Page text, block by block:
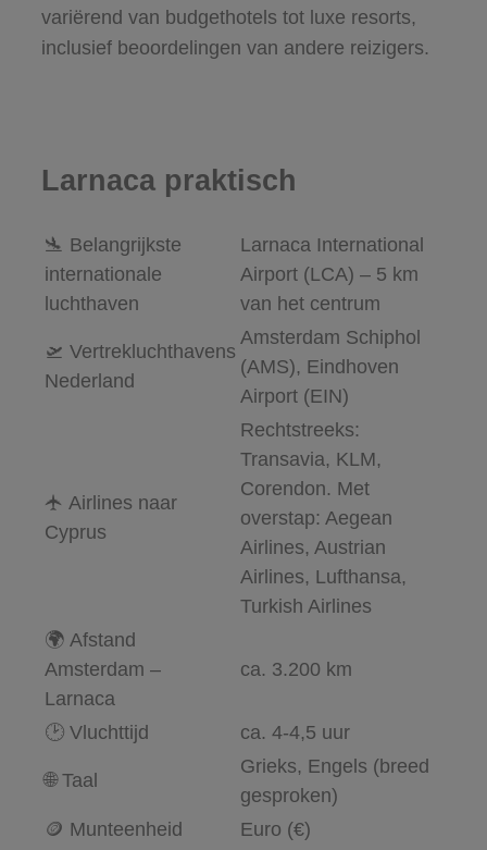
variërend van budgethotels tot luxe resorts,
inclusief beoordelingen van andere reizigers.
Larnaca praktisch
🛬 Belangrijkste
internationale
luchthaven
Larnaca International
Airport (LCA) – 5 km
van het centrum
🛫 Vertrekluchthavens
Nederland
Amsterdam Schiphol
(AMS), Eindhoven
Airport (EIN)
🛧 Airlines naar
Cyprus
Rechtstreeks:
Transavia, KLM,
Corendon. Met
overstap: Aegean
Airlines, Austrian
Airlines, Lufthansa,
Turkish Airlines
🌍 Afstand
Amsterdam –
Larnaca
ca. 3.200 km
🕑 Vluchttijd ca. 4-4,5 uur
🌐 Taal
Grieks, Engels (breed
gesproken)
🪙 Munteenheid
Euro (€)